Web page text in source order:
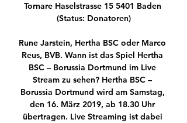
Tornare Haselstrasse 15 5401 Baden
(Status: Donatoren)
Rune Jarstein, Hertha BSC oder Marco
Reus, BVB. Wann ist das Spiel Hertha
BSC – Borussia Dortmund im Live
Stream zu sehen? Hertha BSC –
Borussia Dortmund wird am Samstag,
den 16. März 2019, ab 18.30 Uhr
übertragen. Live Streaming ist dabei